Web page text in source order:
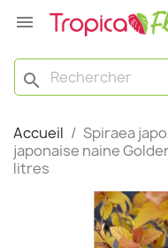

search
Accueil
Spiraea
japonaise naine
litres